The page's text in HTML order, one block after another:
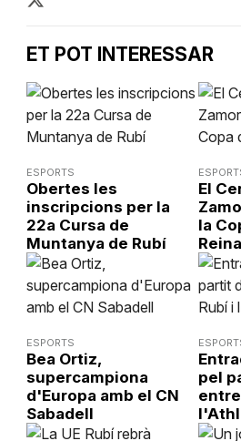
ET POT INTERESSAR
ESPORTS
Obertes les
inscripcions per la
22a Cursa de
Muntanya de Rubí
El
la
Reina
ESPORTS
Bea Ortiz,
supercampiona
d'Europa amb el CN
Sabadell
pel
entre